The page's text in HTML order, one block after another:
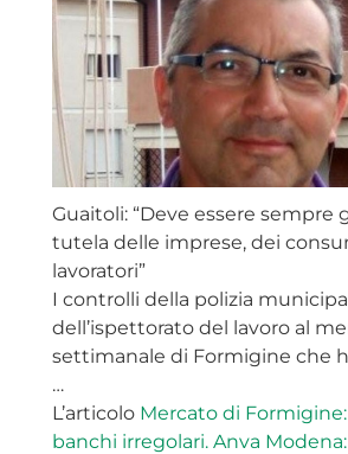
Guaitoli: “Deve essere sempre
tutela delle imprese, dei
lavoratori”
I controlli della polizia
dell’ispettorato del lavoro al
settimanale di Formigine che
…
L’articolo Mercato di
banchi irregolari. Anva Modena: